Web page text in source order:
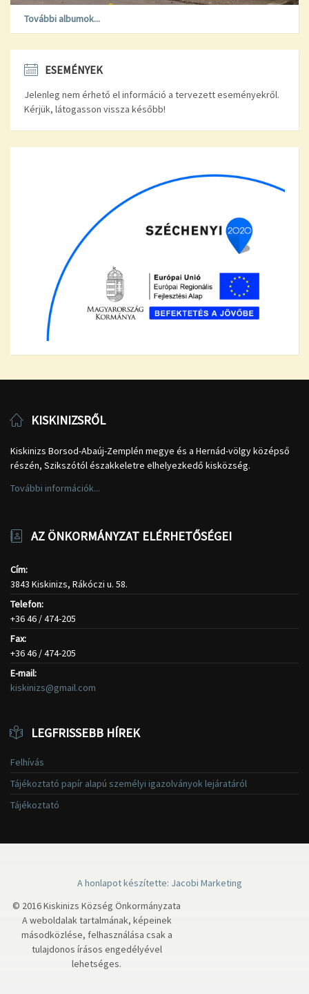
További albumok...
ESEMÉNYEK
Jelenleg nem érhető el információ a tervezett eseményekről.
Kérjük, látogasson vissza később!
KISKINIZSRŐL
Kiskinizs Borsod-Abaúj-Zemplén megye és a Hernád-völgy középső
részén, Szikszótól északkeletre elhelyezkedő kisközség.
További információk...
AZ ÖNKORMÁNYZAT ELÉRHETŐSÉGEI
Cím:
3843 Kiskinizs, Rákóczi u. 58.
Telefon:
+36 46 / 474-205
Fax:
+36 46 / 474-205
E-mail:
kiskinizs@gmail.com
LEGFRISSEBB HÍREK
Felhívás
Tájékoztató papír alapú személyi igazolványok lejáratáról
Tájékoztató
A honlapot készítette: Jacobi Marketing
© 2016 Kiskinizs Község Önkormányzata
A weboldalak tartalmának, képeinek
másodközlése, felhasználása csak a
tulajdonos írásos engedélyével
lehetséges.